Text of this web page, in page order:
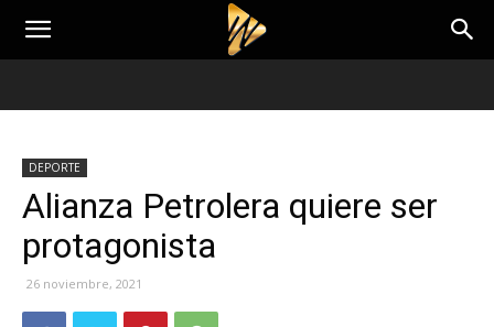
DEPORTE
Alianza Petrolera quiere ser
protagonista
26 noviembre, 2021